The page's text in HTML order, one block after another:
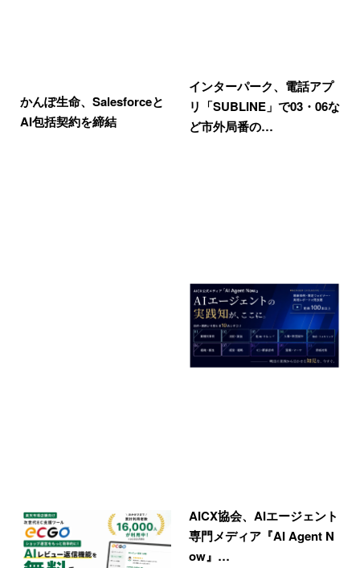
かんぽ生命、Salesforceと
AI包括契約を締結
インターパーク、電話アプ
リ「SUBLINE」で03・06な
ど市外局番の…
AICX協会、AIエージェント
専門メディア『AI Agent N
ow』…